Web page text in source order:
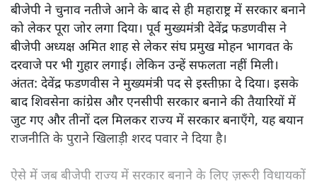
बीजेपी ने चुनाव नतीजे आने के बाद से ही महाराष्ट्र में सरकार बनाने
को लेकर पूरा जोर लगा दिया। पूर्व मुख्यमंत्री देवेंद्र फडणवीस ने
बीजेपी अध्यक्ष अमित शाह से लेकर संघ प्रमुख मोहन भागवत के
दरवाजे पर भी गुहार लगाई। लेकिन उन्हें सफलता नहीं मिली।
अंतत: देवेंद्र फडणवीस ने मुख्यमंत्री पद से इस्तीफ़ा दे दिया। इसके
बाद शिवसेना कांग्रेस और एनसीपी सरकार बनाने की तैयारियों में
जुट गए और तीनों दल मिलकर राज्य में सरकार बनाएँगे, यह बयान
राजनीति के पुराने खिलाड़ी शरद पवार ने दिया है।
ऐसे में जब बीजेपी राज्य में सरकार बनाने के लिए ज़रूरी विधायकों